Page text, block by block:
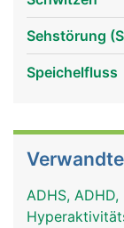
Sehstörung
Speichelfluss
ADHS,